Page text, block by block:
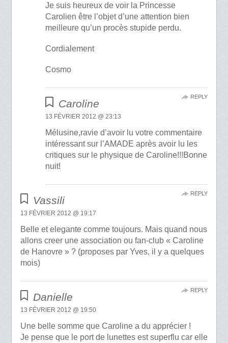
Je suis heureux de voir la Princesse
Carolien être l’objet d’une attention bien
meilleure qu’un procès stupide perdu.
Cordialement
Cosmo
Caroline
13 FÉVRIER 2012 @ 23:13
Mélusine,ravie d’avoir lu votre commentaire
intéressant sur l’AMADE après avoir lu les
critiques sur le physique de Caroline!!!Bonne
nuit!
REPLY
Vassili
13 FÉVRIER 2012 @ 19:17
Belle et elegante comme toujours. Mais quand nous
allons creer une association ou fan-club « Caroline
de Hanovre » ? (proposes par Yves, il y a quelques
mois)
REPLY
Danielle
13 FÉVRIER 2012 @ 19:50
Une belle somme que Caroline a du apprécier !
Je pense que le port de lunettes est superflu car elle
REPLY